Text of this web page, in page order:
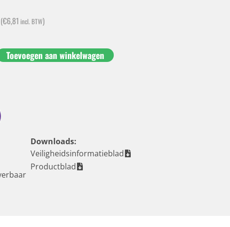
(€6,81 incl. BTW)
Toevoegen aan winkelwagen
Downloads:
Veiligheidsinformatieblad
Productblad